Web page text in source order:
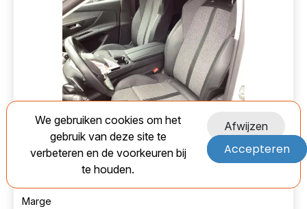
Peugeot 19159926 Bekleding Set
(compleet)-8075142
Used
Marge
We gebruiken cookies om het
gebruik van deze site te
verbeteren en de voorkeuren bij
te houden.
Afwijzen
Accepteren